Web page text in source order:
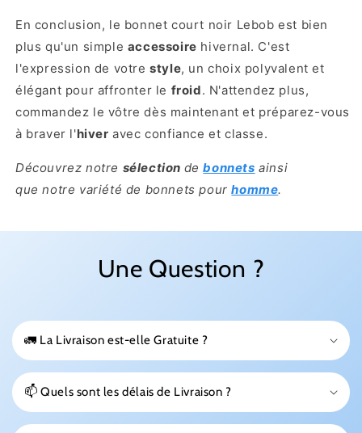
En conclusion, le bonnet court noir Lebob est bien
plus qu'un simple accessoire hivernal. C'est
l'expression de votrestyle, un choix polyvalent et
élégant pour affronter le froid. N'attendez plus,
commandez le vôtre dès maintenant et préparez-vous
à braver l'hiver avec confiance et classe.
Découvrez notre sélection debonnets ainsi
que notre variété de bonnets pourhomme.
Une Question ?
🚛 La Livraison est-elle Gratuite ?
📫 Quels sont les délais de Livraison ?